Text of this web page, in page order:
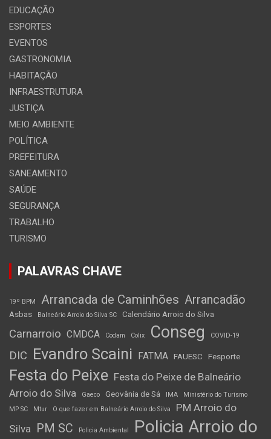
EDUCAÇÃO
ESPORTES
EVENTOS
GASTRONOMIA
HABITAÇÃO
INFRAESTRUTURA
JUSTIÇA
MEIO AMBIENTE
POLÍTICA
PREFEITURA
SANEAMENTO
SAÚDE
SEGURANÇA
TRABALHO
TURISMO
PALAVRAS CHAVE
19º BPM Arrancada de Caminhões Arrancadão
Asbas Balneário Arroio do Silva SC Calendário Arroio do Silva
Carnarroio CMDCA Codam Colix Conseg COVID-19
DIC Evandro Scaini FATMA FAUESC Fesporte
Festa do Peixe Festa do Peixe de Balneário
Arroio do Silva
Gaeco Geovânia de Sá IMA
Ministério do Turismo
MP SC
Mtur O que fazer em Balneário Arroio do Silva
PM Arroio do
Silva
PM SC Policia Ambiental
Policia Arroio do